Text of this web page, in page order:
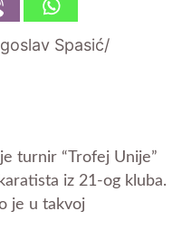
Spasić/
turnir “Trofej Unije”
iz 21-og kluba.
je u takvoj